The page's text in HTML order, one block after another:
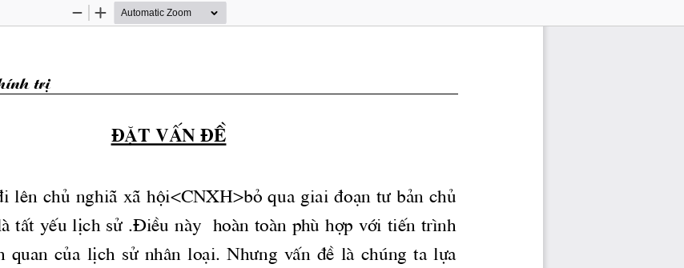
Zoom
Zoom
trÞ
®Æt vÊn ®Ò
lªn chñ nghi· x· héi<CNXH>bá qua giai ®o¹n t­ b¶n chñ
tÊt yÕu lÞch sö .§iÒu nμy  hoμn toμn phï hîp víi tiÕn tr×nh
cña  lÞch  sö  nh©n  lo¹i. Nh­ng
  vÊn  ®Ò  lμ  chóng  ta  lùa